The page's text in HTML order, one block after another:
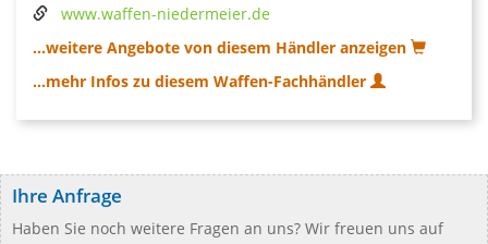
www.waffen-niedermeier.de
...weitere Angebote von diesem Händler anzeigen
...mehr Infos zu diesem Waffen-Fachhändler
Ihre Anfrage
Haben Sie noch weitere Fragen an uns? Wir freuen uns auf